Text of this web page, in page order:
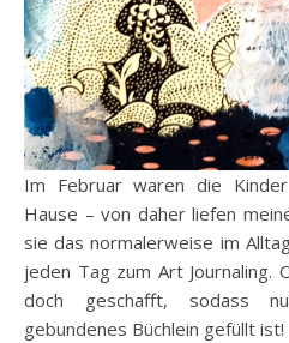
Im Februar waren die
Hause – von daher liefen
sie das normalerweise im
jeden Tag zum Art Journaling.
doch geschafft, sodass
gebundenes Büchlein gefüllt ist!